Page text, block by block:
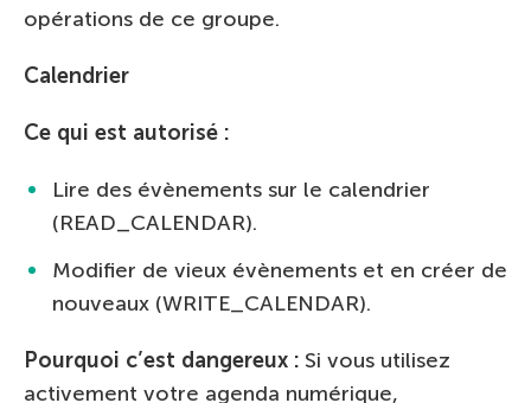
opérations de ce groupe.
Calendrier
Ce qui est autorisé :
Lire des évènements sur le calendrier
(READ_CALENDAR).
Modifier de vieux évènements et en créer de
nouveaux (WRITE_CALENDAR).
Pourquoi c’est dangereux : Si vous utilisez
activement votre agenda numérique,